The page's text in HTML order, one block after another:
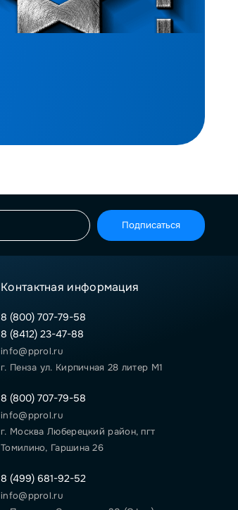
Подписаться
Контактная информация
8 (800) 707-79-58
8 (8412) 23-47-88
info@pprol.ru
г. Пенза ул. Кирпичная 28 литер М1
8 (800) 707-79-58
info@pprol.ru
г. Москва Люберецкий район, пгт
Томилино, Гаршина 26
8 (499) 681-92-52
info@pprol.ru